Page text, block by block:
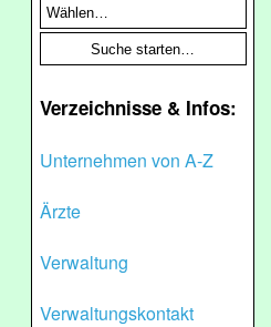
Verzeichnisse & Infos:
Unternehmen von A-Z
Ärzte
Verwaltung
Verwaltungskontakt